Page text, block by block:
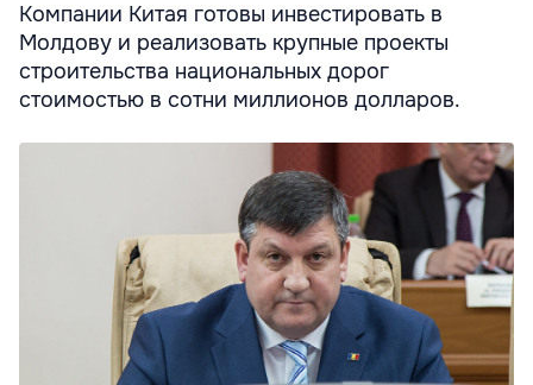
Компании Китая готовы инвестировать в
Молдову и реализовать крупные проекты
строительства национальных дорог
стоимостью в сотни миллионов долларов.